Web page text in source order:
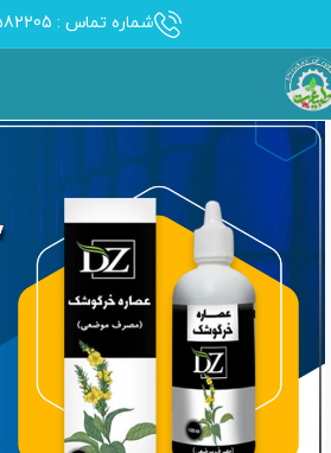
شماره تماس : 0582205 0912